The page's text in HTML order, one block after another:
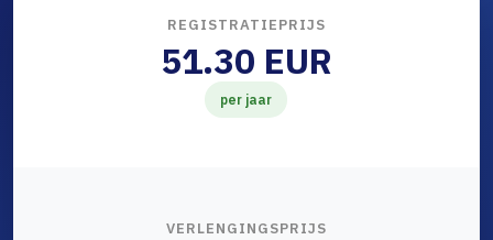
REGISTRATIEPRIJS
51.30 EUR
per jaar
VERLENGINGSPRIJS